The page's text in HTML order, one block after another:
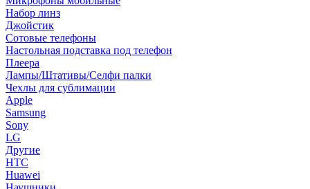
Набор линз
Джойстик
Сотовые телефоны
Настольная подставка под телефон
Плеера
Лампы/Штативы/Селфи палки
Чехлы для сублимации
Apple
Samsung
Sony
LG
Другие
HTC
Huawei